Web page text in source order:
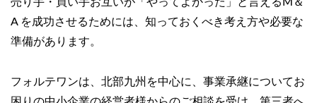
A を成功させるためには、知っておくべき考え方や必要な
準備があります。
フォルテワンは、北部九州を中心に、事業承継についてお